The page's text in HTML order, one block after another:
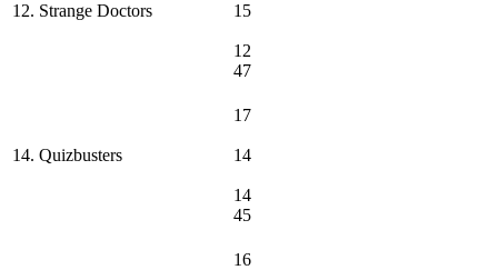
12. Strange Doctors 15
12
47
14. Quizbusters
17
14
14
45
16